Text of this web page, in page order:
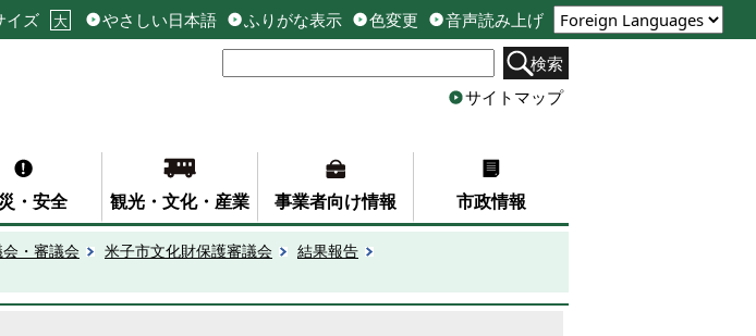
イズ 大 やさしい日本語 ふりがな表示 色変更
音声読み上げ
検索
サイトマップ
・安全 観光・文化・産業 事業者向け情報 市政情報
・審議会 米子市文化財保護審議会
結果報告